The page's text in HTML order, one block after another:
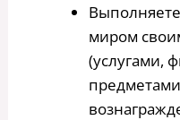
миром
(услугами,